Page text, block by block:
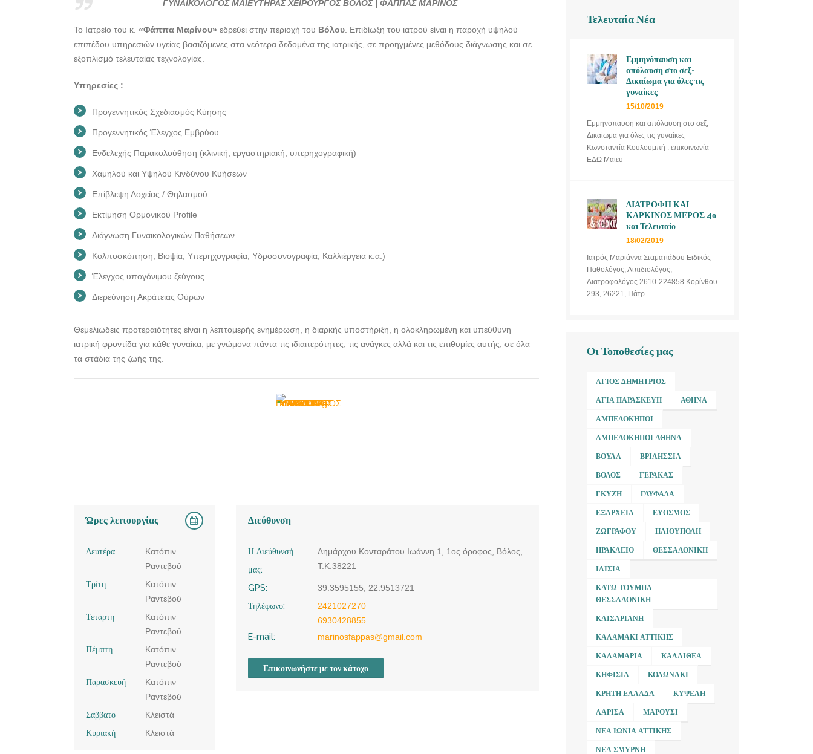
ΓΥΝΑΙΚΟΛΟΓΟΣ
ΜΑΙΕΥΤΗΡΑΣ
ΓΥΝΑΙΚΟΛΟΓΟΣ
ΓΥΝΑΙΚΟΛΟΓΟΣ ΜΑΙΕΥΤΗΡΑΣ ΧΕΙΡΟΥΡΓΟΣ ΒΟΛΟΣ | ΦΑΠΠΑΣ ΜΑΡΙΝΟΣ
Το Ιατρείο του κ. «Φάππα Μαρίνου» εδρεύει στην περιοχή του Βόλου . Επιδίωξη του ιατρού είναι η παροχή υψηλού
επιπέδου υπηρεσιών υγείας βασιζόμενες στα νεότερα δεδομένα της ιατρικής, σε προηγμένες μεθόδους διάγνωσης και σε
εξοπλισμό τελευταίας τεχνολογίας.
Υπηρεσίες :
Προγεννητικός Σχεδιασμός Κύησης
Προγεννητικός Έλεγχος Εμβρύου
Ενδελεχής Παρακολούθηση (κλινική, εργαστηριακή, υπερηχογραφική)
Χαμηλού και Υψηλού Κινδύνου Κυήσεων
Επίβλεψη Λοχείας / Θηλασμού
Εκτίμηση Ορμονικού Profile
Διάγνωση Γυναικολογικών Παθήσεων
Κολποσκόπηση, Βιοψία, Υπερηχογραφία, Υδροσονογραφία, Καλλιέργεια κ.α.)
Έλεγχος υπογόνιμου ζεύγους
Διερεύνηση Ακράτειας Ούρων
Θεμελιώδεις προτεραιότητες είναι η λεπτομερής ενημέρωση, η διαρκής υποστήριξη, η ολοκληρωμένη και υπεύθυνη
ιατρική φροντίδα για κάθε γυναίκα, με γνώμονα πάντα τις ιδιαιτερότητες, τις ανάγκες αλλά και τις επιθυμίες αυτής, σε όλα
τα στάδια της ζωής της.
Ώρες λειτουργίας
Δευτέρα
Κατόπιν
Ραντεβού
Τρίτη
Κατόπιν
Ραντεβού
Τετάρτη
Κατόπιν
Ραντεβού
Πέμπτη
Κατόπιν
Ραντεβού
Παρασκευή
Κατόπιν
Ραντεβού
Σάββατο
Κλειστά
Κυριακή
Κλειστά
Διεύθυνση
Η Διεύθυνσή
μας:
Δημάρχου Κονταράτου Ιωάννη 1, 1ος όροφος, Βόλος,
Τ.Κ.38221
GPS:
39.3595155, 22.9513721
Τηλέφωνο:
2421027270
6930428855
E-mail:
marinosfappas@gmail.com
Επικοινωνήστε με τον κάτοχο
Τελευταία Νέα
Εμμηνόπαυση και
απόλαυση στο σεξ-
Δικαίωμα για όλες τις
γυναίκες
15/10/2019
Εμμηνόπαυση και απόλαυση στο σεξ,
Δικαίωμα για όλες τις γυναίκες
Κωνσταντία Κουλουμπή : επικοινωνία
ΕΔΩ Μαιευ
ΔΙΑΤΡΟΦΗ ΚΑΙ
ΚΑΡΚΙΝΟΣ ΜΕΡΟΣ 4ο
και Τελευταίο
18/02/2019
Ιατρός Μαριάννα Σταματιάδου Ειδικός
Παθολόγος, Λιπιδιολόγος,
Διατροφολόγος 2610-224858 Κορίνθου
293, 26221, Πάτρ
Οι Τοποθεσίες μας
ΆΓΙΟΣ ΔΗΜΉΤΡΙΟΣ
ΑΓΊΑ ΠΑΡΑΣΚΕΥΉ ΑΘΉΝΑ
ΑΜΠΕΛΌΚΗΠΟΙ
ΑΜΠΕΛΌΚΗΠΟΙ ΑΘΉΝΑ
ΒΟΎΛΑ ΒΡΙΛΉΣΣΙΑ
ΒΌΛΟΣ ΓΈΡΑΚΑΣ
ΓΚΎΖΗ ΓΛΥΦΆΔΑ
ΕΞΆΡΧΕΙΑ ΕΎΟΣΜΟΣ
ΖΩΓΡΆΦΟΥ ΗΛΙΟΎΠΟΛΗ
ΗΡΆΚΛΕΙΟ ΘΕΣΣΑΛΟΝΊΚΗ
ΙΛΊΣΙΑ
ΚΆΤΩ ΤΟΎΜΠΑ
ΘΕΣΣΑΛΟΝΊΚΗ
ΚΑΙΣΑΡΙΑΝΉ
ΚΑΛΑΜΆΚΙ ΑΤΤΙΚΉΣ
ΚΑΛΑΜΑΡΙΆ ΚΑΛΛΙΘΈΑ
ΚΗΦΙΣΙΆ ΚΟΛΩΝΆΚΙ
ΚΡΉΤΗ ΕΛΛΆΔΑ ΚΥΨΈΛΗ
ΛΆΡΙΣΑ ΜΑΡΟΎΣΙ
ΝΈΑ ΙΩΝΊΑ ΑΤΤΙΚΉΣ
ΝΈΑ ΣΜΎΡΝΗ